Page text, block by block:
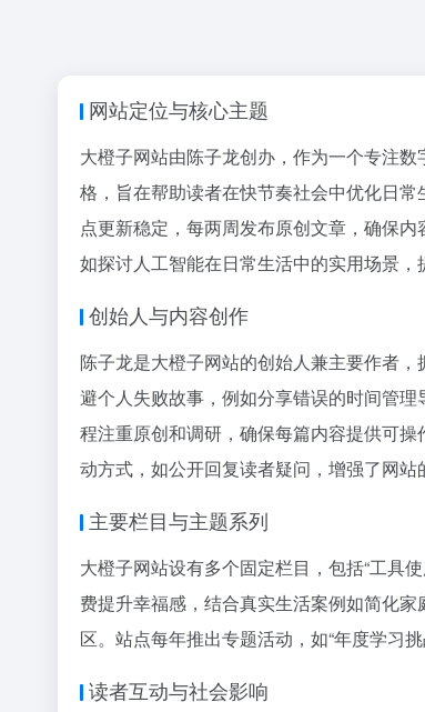
网站定位与核心主题
大橙子网站由陈子龙创办，作为一个专注
格，旨在帮助读者在快节奏社会中优化日
点更新稳定，每两周发布原创文章，确保
如探讨人工智能在日常生活中的实用场景，
创始人与内容创作
陈子龙是大橙子网站的创始人兼主要作者
避个人失败故事，例如分享错误的时间管
程注重原创和调研，确保每篇内容提供可
动方式，如公开回复读者疑问，增强了网站
主要栏目与主题系列
大橙子网站设有多个固定栏目，包括“工具
费提升幸福感，结合真实生活案例如简化
区。站点每年推出专题活动，如“年度学习
读者互动与社会影响